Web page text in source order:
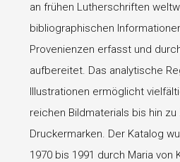
an frühen Lutherschriften
bibliographischen
Provenienzen erfasst und
aufbereitet. Das analytische
Illustrationen ermöglicht
reichen Bildmaterials bis hin
Druckermarken. Der Katalog
1970 bis 1991 durch Maria von